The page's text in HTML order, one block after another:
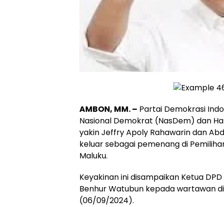
AMBON, MM. – Partai Demokrasi
Nasional Demokrat (NasDem) dan
yakin Jeffry Apoly Rahawarin dan
keluar sebagai pemenang di
Maluku.
Keyakinan ini disampaikan Ketua
Benhur Watubun kepada wartawan
(06/09/2024).